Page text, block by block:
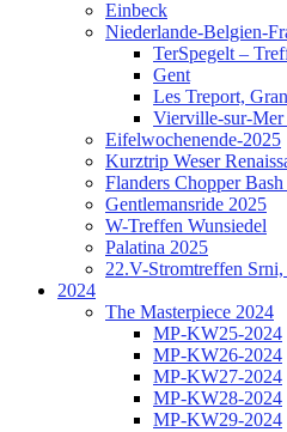
Einbeck
Niederlande-Belgien-
TerSpegelt –
Gent
Les Treport,
Vierville-sur-Mer
Eifelwochenende-2025
Kurztrip Weser
Flanders Chopper
Gentlemansride 2025
W-Treffen Wunsiedel
Palatina 2025
22.V-Stromtreffen Srni,
2024
The Masterpiece 2024
MP-KW25-2024
MP-KW26-2024
MP-KW27-2024
MP-KW28-2024
MP-KW29-2024